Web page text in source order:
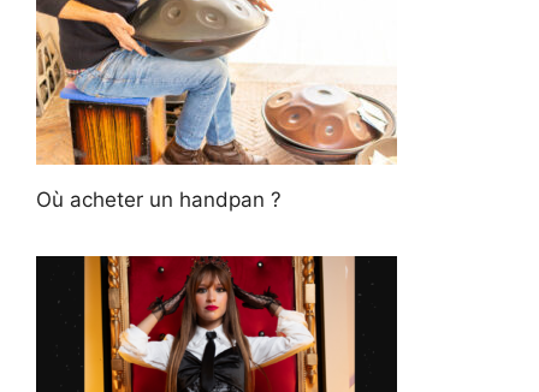
Où acheter un handpan ?